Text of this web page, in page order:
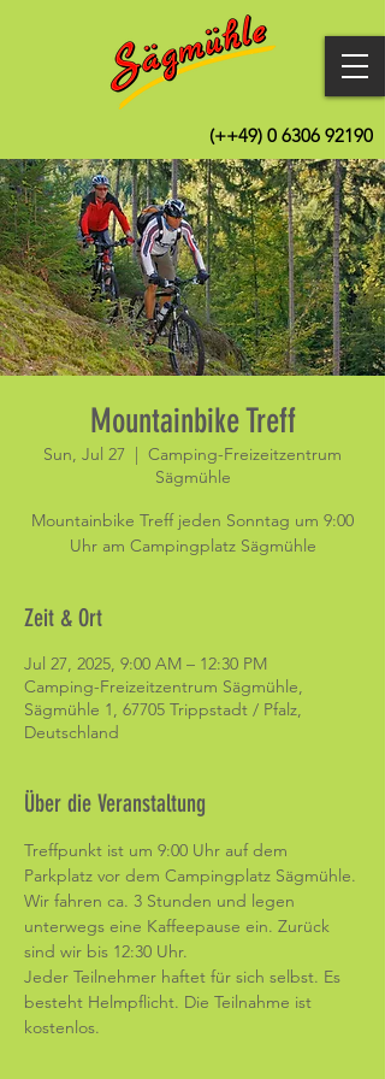
(++49) 0 6306 92190
Mountainbike Treff
Sun, Jul 27
  |
Camping-Freizeitzentrum
Sägmühle
Mountainbike Treff jeden Sonntag um 9:00
Uhr am Campingplatz Sägmühle
Zeit & Ort
Jul 27, 2025, 9:00 AM – 12:30 PM
Camping-Freizeitzentrum Sägmühle,
Sägmühle 1, 67705 Trippstadt / Pfalz,
Deutschland
Über die Veranstaltung
Treffpunkt ist um 9:00 Uhr auf dem
Parkplatz vor dem Campingplatz Sägmühle.
Wir fahren ca. 3 Stunden und legen
unterwegs eine Kaffeepause ein. Zurück
sind wir bis 12:30 Uhr.
Jeder Teilnehmer haftet für sich selbst. Es
besteht Helmpflicht. Die Teilnahme ist
kostenlos.